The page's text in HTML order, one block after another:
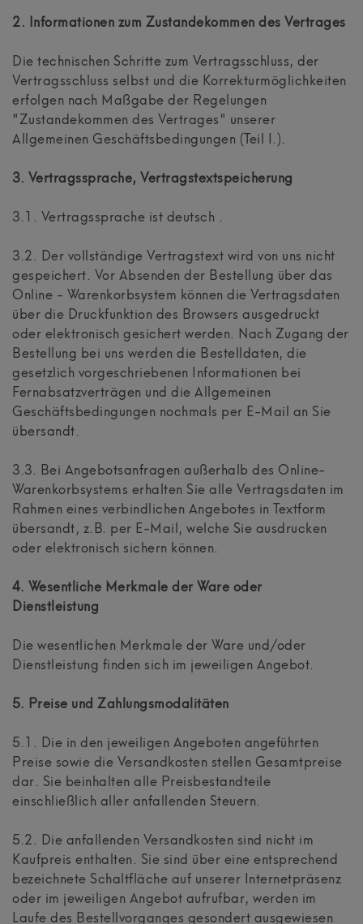
2. Informationen zum Zustandekommen des Vertrages
Die technischen Schritte zum Vertragsschluss, der
Vertragsschluss selbst und die Korrekturmöglichkeiten
erfolgen nach Maßgabe der Regelungen
"Zustandekommen des Vertrages" unserer
Allgemeinen Geschäftsbedingungen (Teil I.).
3. Vertragssprache, Vertragstextspeicherung
3.1. Vertragssprache ist deutsch .
3.2. Der vollständige Vertragstext wird von uns nicht
gespeichert. Vor Absenden der Bestellung über das
Online - Warenkorbsystem können die Vertragsdaten
über die Druckfunktion des Browsers ausgedruckt
oder elektronisch gesichert werden. Nach Zugang der
Bestellung bei uns werden die Bestelldaten, die
gesetzlich vorgeschriebenen Informationen bei
Fernabsatzverträgen und die Allgemeinen
Geschäftsbedingungen nochmals per E-Mail an Sie
übersandt.
3.3. Bei Angebotsanfragen außerhalb des Online-
Warenkorbsystems erhalten Sie alle Vertragsdaten im
Rahmen eines verbindlichen Angebotes in Textform
übersandt, z.B. per E-Mail, welche Sie ausdrucken
oder elektronisch sichern können.
4. Wesentliche Merkmale der Ware oder
Dienstleistung
Die wesentlichen Merkmale der Ware und/oder
Dienstleistung finden sich im jeweiligen Angebot.
5. Preise und Zahlungsmodalitäten
5.1. Die in den jeweiligen Angeboten angeführten
Preise sowie die Versandkosten stellen Gesamtpreise
dar. Sie beinhalten alle Preisbestandteile
einschließlich aller anfallenden Steuern.
5.2. Die anfallenden Versandkosten sind nicht im
Kaufpreis enthalten. Sie sind über eine entsprechend
bezeichnete Schaltfläche auf unserer Internetpräsenz
oder im jeweiligen Angebot aufrufbar, werden im
Laufe des Bestellvorganges gesondert ausgewiesen